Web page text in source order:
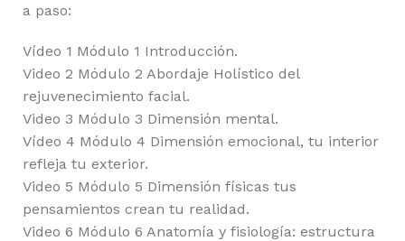
a paso:
Vídeo 1 Módulo 1 Introducción.
Video 2 Módulo 2 Abordaje Holístico del
rejuvenecimiento facial.
Video 3 Módulo 3 Dimensión mental.
Vídeo 4 Módulo 4 Dimensión emocional, tu interior
refleja tu exterior.
Video 5 Módulo 5 Dimensión físicas tus
pensamientos crean tu realidad.
Video 6 Módulo 6 Anatomía y fisiología: estructura